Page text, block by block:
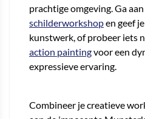
prachtige omgeving. Ga
schilderworkshopen geef
kunstwerk, of probeer iets
action paintingvoor een
expressieve ervaring.
Combineer je creatieve